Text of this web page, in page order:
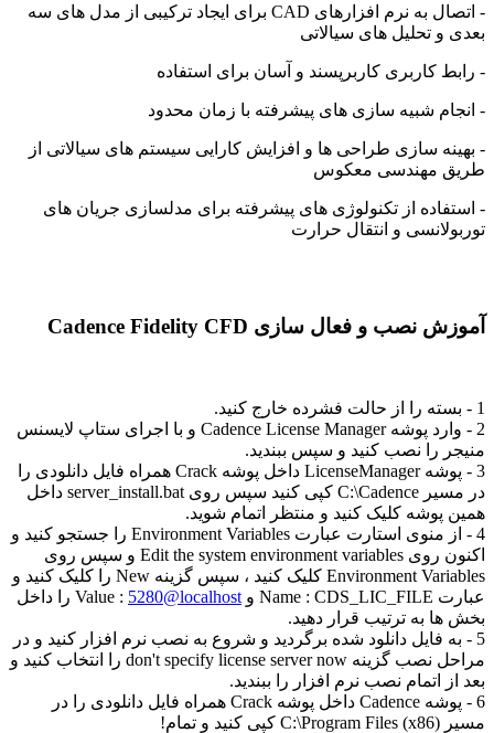
- اتصال به نرم افزارهای CAD برای ایجاد ترکیبی از مدل های سه
بعدی و تحلیل های سیالاتی
- رابط کاربری کاربرپسند و آسان برای استفاده
- انجام شبیه سازی های پیشرفته با زمان محدود
- بهینه سازی طراحی ها و افزایش کارایی سیستم های سیالاتی از
طریق مهندسی معکوس
- استفاده از تکنولوژی های پیشرفته برای مدلسازی جریان های
توربولانسی و انتقال حرارت
آموزش نصب و فعال سازی Cadence Fidelity CFD
1 - بسته را از حالت فشرده خارج کنید.
2 - وارد پوشه Cadence License Manager و با اجرای ستاپ لایسنس
منیجر را نصب کنید و سپس ببندید.
3 - پوشه LicenseManager داخل پوشه Crack همراه فایل دانلودی را
در مسیر C:\Cadence کپی کنید سپس روی server_install.bat داخل
همین پوشه کلیک کنید و منتظر اتمام شوید.
4 - از منوی استارت عبارت Environment Variables را جستجو کنید و
اکنون روی Edit the system environment variables و سپس روی
Environment Variables کلیک کنید ، سپس گزینه New را کلیک کنید و
عبارت Name : CDS_LIC_FILE و Value :
5280@localhost
را داخل
بخش ها به ترتیب قرار دهید.
5 - به فایل دانلود شده برگردید و شروع به نصب نرم افزار کنید و در
مراحل نصب گزینه don't specify license server now را انتخاب کنید و
بعد از اتمام نصب نرم افزار را ببندید.
6 - پوشه Cadence داخل پوشه Crack همراه فایل دانلودی را در
مسیر C:\Program Files (x86) کپی کنید و تمام!